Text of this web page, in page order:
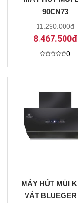
90CN73
11.290.000đ
8.467.500đ
xếp
0
0
MÁY HÚT MÙI
VÁT BLUEGER